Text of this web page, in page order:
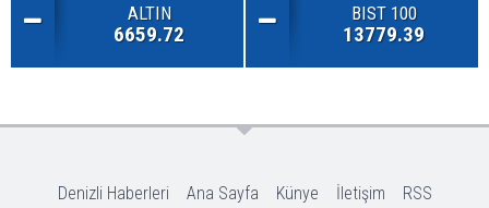
ALTIN
6659.72
BIST 100
13779.39
Denizli Haberleri Ana Sayfa Künye İletişim RSS